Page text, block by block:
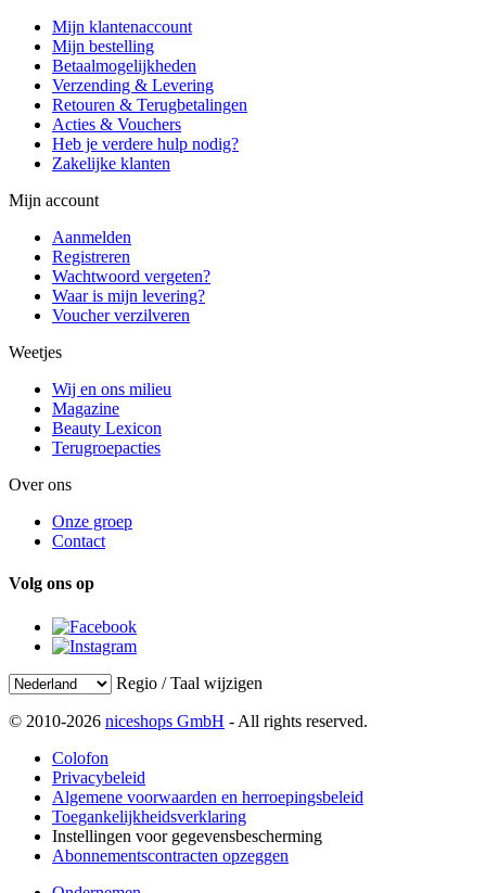
Mijn klantenaccount
Mijn bestelling
Betaalmogelijkheden
Verzending & Levering
Retouren & Terugbetalingen
Acties & Vouchers
Heb je verdere hulp nodig?
Zakelijke klanten
Mijn account
Aanmelden
Registreren
Wachtwoord vergeten?
Waar is mijn levering?
Voucher verzilveren
Weetjes
Wij en ons milieu
Magazine
Beauty Lexicon
Terugroepacties
Over ons
Onze groep
Contact
Volg ons op
Regio / Taal wijzigen
© 2010-2026 niceshops GmbH - All rights reserved.
Colofon
Privacybeleid
Algemene voorwaarden en herroepingsbeleid
Toegankelijkheidsverklaring
Instellingen voor gegevensbescherming
Abonnementscontracten opzeggen